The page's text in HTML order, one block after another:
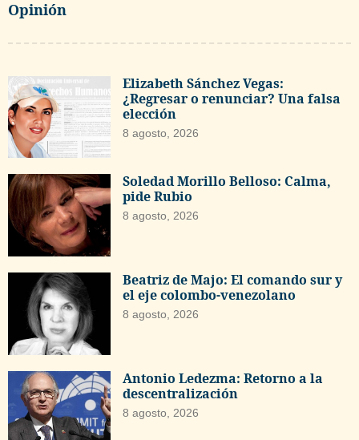
Opinión
Elizabeth Sánchez Vegas:
¿Regresar o renunciar? Una falsa
elección
8 agosto, 2026
Soledad Morillo Belloso: Calma,
pide Rubio
8 agosto, 2026
Beatriz de Majo: El comando sur y
el eje colombo-venezolano
8 agosto, 2026
Antonio Ledezma: Retorno a la
descentralización
8 agosto, 2026